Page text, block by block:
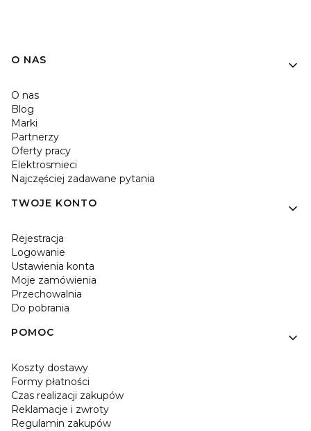
O NAS
O nas
Blog
Marki
Partnerzy
Oferty pracy
Elektrosmieci
Najczęściej zadawane pytania
TWOJE KONTO
Rejestracja
Logowanie
Ustawienia konta
Moje zamówienia
Przechowalnia
Do pobrania
POMOC
Koszty dostawy
Formy płatności
Czas realizacji zakupów
Reklamacje i zwroty
Regulamin zakupów